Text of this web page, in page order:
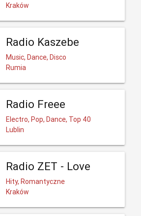
Kraków
Radio Kaszebe
Music, Dance, Disco
Rumia
Radio Freee
Electro, Pop, Dance, Top 40
Lublin
Radio ZET - Love
Hity, Romantyczne
Kraków